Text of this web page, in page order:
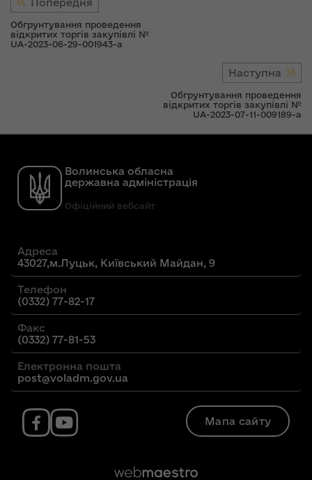
Попередня
Обгрунтування проведення
відкритих торгів закупівлі №
UA-2023-06-29-001943-a
Наступна
Обгрунтування проведення
відкритих торгів закупівлі №
UA-2023-07-11-009189-a
Волинська обласна
державна адміністрація
Офіційний вебсайт
Адреса
43027,м.Луцьк, Київський Майдан, 9
Телефон
(0332) 77-82-17
Факс
(0332) 77-81-53
Електронна пошта
post@voladm.gov.ua
Мапа сайту